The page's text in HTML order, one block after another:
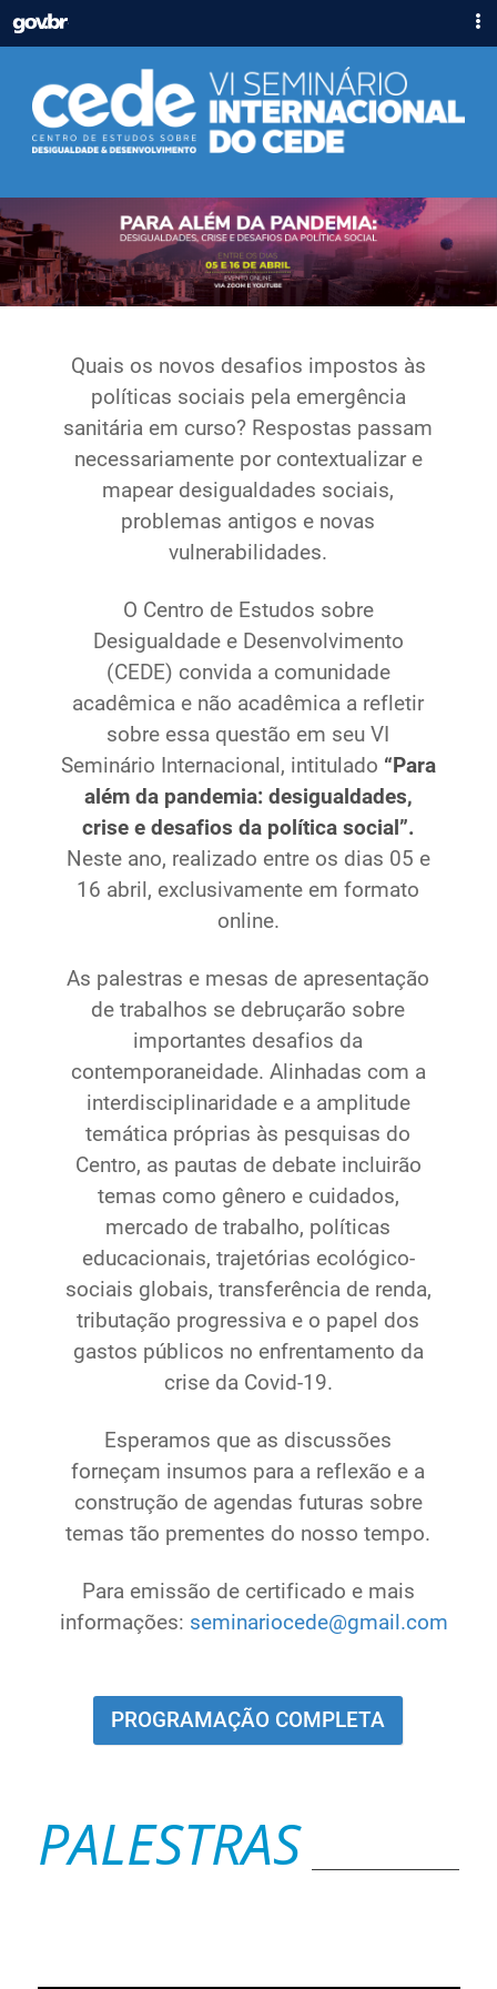
CONTEÚDO
GOVBR
PARTICIPE
LEGISLAÇÃO
Ministério da Justiça e Segurança Pública
Ministério da Defesa
Ministério das Relações Exteriores
Ministério da Infraestrutura
Ministério da Agricultura, Pecuária e Abastecimento
Ministério da Educação
Ministério da Cidadania
Ministério da Saúde
Ministério de Minas e Energia
Ministério da Ciência, Tecnologia, Inovações e
Ministério do Meio Ambiente
Ministério do Turismo
Ministério do Desenvolvimento Regional
Controladoria-Geral da União
Ministério da Mulher, da Família e dos Direitos Humanos
Secretaria-Geral
Secretaria de Governo
Gabinete de Segurança Institucional
Advocacia-Geral da União
Banco Central do Brasil
Quais os novos desafios impostos às
políticas sociais pela emergência
sanitária em curso? Respostas passam
necessariamente por contextualizar e
mapear desigualdades sociais,
problemas antigos e novas
vulnerabilidades.
O Centro de Estudos sobre
Desigualdade e Desenvolvimento
(CEDE) convida a comunidade
acadêmica e não acadêmica a refletir
sobre essa questão em seu VI
Seminário Internacional, intitulado “Para
além da pandemia: desigualdades,
crise e desafios da política social”.
Neste ano, realizado entre os dias 05 e
16 abril, exclusivamente em formato
online.
As palestras e mesas de apresentação
de trabalhos se debruçarão sobre
importantes desafios da
contemporaneidade. Alinhadas com a
interdisciplinaridade e a amplitude
temática próprias às pesquisas do
Centro, as pautas de debate incluirão
temas como gênero e cuidados,
mercado de trabalho, políticas
educacionais, trajetórias ecológico-
sociais globais, transferência de renda,
tributação progressiva e o papel dos
gastos públicos no enfrentamento da
crise da Covid-19.
Esperamos que as discussões
forneçam insumos para a reflexão e a
construção de agendas futuras sobre
temas tão prementes do nosso tempo.
Para emissão de certificado e mais
informações: seminariocede@gmail.com
PROGRAMAÇÃO COMPLETA
PALESTRAS